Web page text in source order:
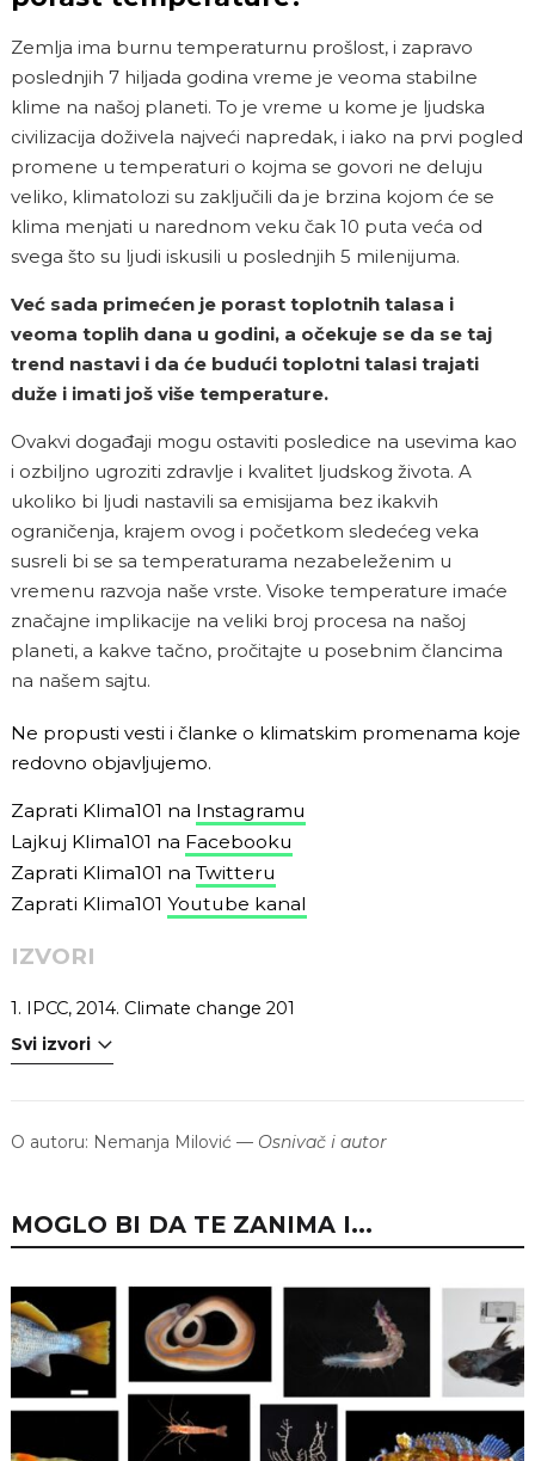
Zemlja ima burnu temperaturnu prošlost, i zapravo
poslednjih 7 hiljada godina vreme je veoma stabilne
klime na našoj planeti. To je vreme u kome je ljudska
civilizacija doživela najveći napredak, i iako na prvi pogled
promene u temperaturi o kojma se govori ne deluju
veliko, klimatolozi su zaključili da je brzina kojom će se
klima menjati u narednom veku čak 10 puta veća od
svega što su ljudi iskusili u poslednjih 5 milenijuma.
Već sada primećen je porast toplotnih talasa i
veoma toplih dana u godini, a očekuje se da se taj
trend nastavi i da će budući toplotni talasi trajati
duže i imati još više temperature.
Ovakvi događaji mogu ostaviti posledice na usevima kao
i ozbiljno ugroziti zdravlje i kvalitet ljudskog života. A
ukoliko bi ljudi nastavili sa emisijama bez ikakvih
ograničenja, krajem ovog i početkom sledećeg veka
susreli bi se sa temperaturama nezabeleženim u
vremenu razvoja naše vrste. Visoke temperature imaće
značajne implikacije na veliki broj procesa na našoj
planeti, a kakve tačno, pročitajte u posebnim člancima
na našem sajtu.
Ne propusti vesti i članke o klimatskim promenama koje
redovno objavljujemo.
Zaprati Klima101 na Instagramu
Lajkuj Klima101 na Facebooku
Zaprati Klima101 na Twitteru
Zaprati Klima101 Youtube kanal
IZVORI
1. IPCC, 2014. Climate change 201
Svi izvori
O autoru: Nemanja Milović — Osnivač i autor
MOGLO BI DA TE ZANIMA I...